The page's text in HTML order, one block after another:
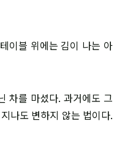
이블 위에는 김이 나는 아
차를 마셨다. 과거에도 그
나도 변하지 않는 법이다.